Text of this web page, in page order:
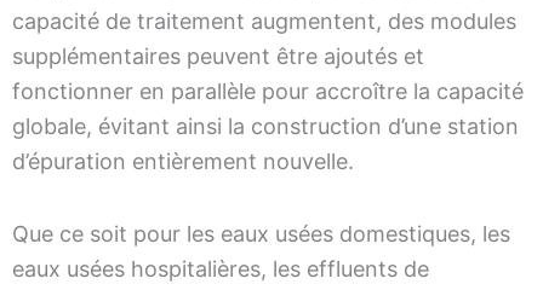
capacité de traitement augmentent, des modules
supplémentaires peuvent être ajoutés et
fonctionner en parallèle pour accroître la capacité
globale, évitant ainsi la construction d’une station
d’épuration entièrement nouvelle.
Que ce soit pour les eaux usées domestiques, les
eaux usées hospitalières, les effluents de